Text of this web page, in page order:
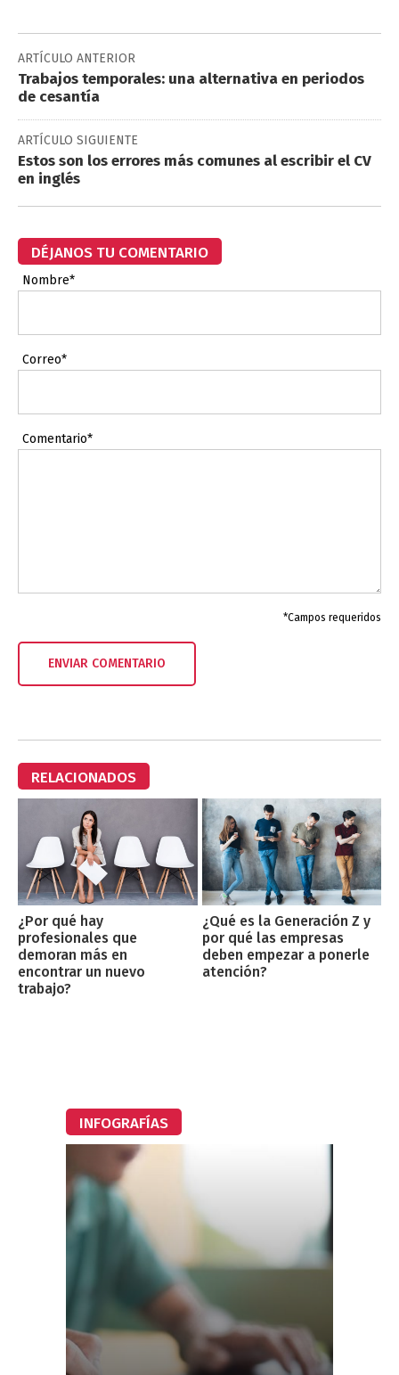
ARTÍCULO ANTERIOR
Trabajos temporales: una alternativa en periodos
de cesantía
ARTÍCULO SIGUIENTE
Estos son los errores más comunes al escribir el CV
en inglés
DÉJANOS TU COMENTARIO
Nombre*
Correo*
Comentario*
*Campos requeridos
RELACIONADOS
¿Por qué hay
profesionales que
demoran más en
encontrar un nuevo
trabajo?
¿Qué es la Generación Z y
por qué las empresas
deben empezar a ponerle
atención?
INFOGRAFÍAS